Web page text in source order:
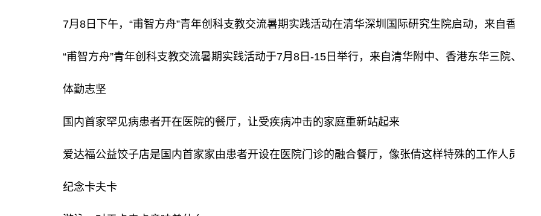
7月8日下午，“甫智方舟”青年创科支教交流暑期实践活动在清华深圳国际研究生院启动，来自香港
“甫智方舟”青年创科支教交流暑期实践活动于7月8日-15日举行，来自清华附中、香港东华三院、
体勤志坚
国内首家罕见病患者开在医院的餐厅，让受疾病冲击的家庭重新站起来
爱达福公益饺子店是国内首家家由患者开设在医院门诊的融合餐厅，像张倩这样特殊的工作人员
纪念卡夫卡